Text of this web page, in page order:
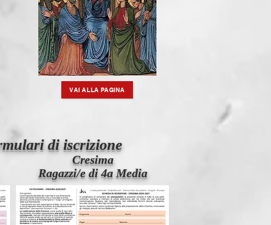
VAI ALLA PAGINA
di iscrizione
Cresima
Ragazzi/e di 4a Media